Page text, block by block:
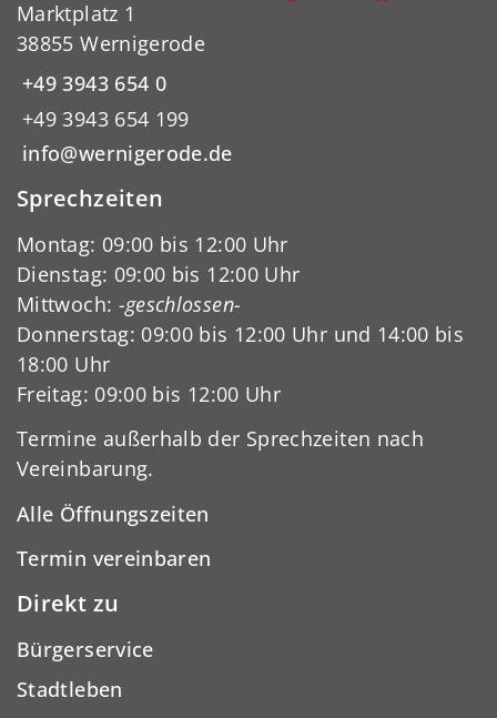
Marktplatz 1
38855 Wernigerode
+49 3943 654 0
+49 3943 654 199
info@wernigerode.de
Sprechzeiten
Montag: 09:00 bis 12:00 Uhr
Dienstag: 09:00 bis 12:00 Uhr
Mittwoch: -geschlossen-
Donnerstag: 09:00 bis 12:00 Uhr und 14:00 bis
18:00 Uhr
Freitag: 09:00 bis 12:00 Uhr
Termine außerhalb der Sprechzeiten nach
Vereinbarung.
Alle Öffnungszeiten
Termin vereinbaren
Direkt zu
Bürgerservice
Stadtleben